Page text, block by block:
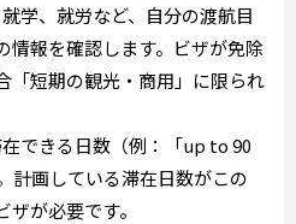
学、就労など、自分の渡航目
情報を確認します。ビザが免除
「短期の観光・商用」に限られ
できる日数（例：「up to 90
計画している滞在日数がこの
ザが必要です。